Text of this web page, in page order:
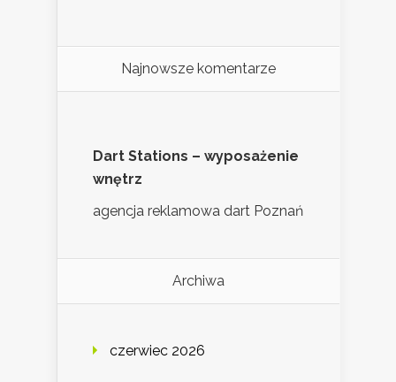
Najnowsze komentarze
Dart Stations – wyposażenie
wnętrz
agencja reklamowa dart Poznań
Archiwa
czerwiec 2026